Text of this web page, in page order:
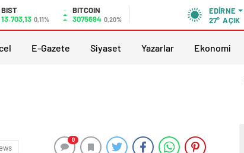
BIST
13.703,13 0,11%
BITCOIN
3075694 0,20%
EDIRNE
27° AÇIK
E-Gazete Siyaset Yazarlar Ekonomi
0